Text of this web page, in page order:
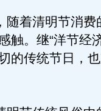
着清明节消费
触。继“洋节经
的传统节日，